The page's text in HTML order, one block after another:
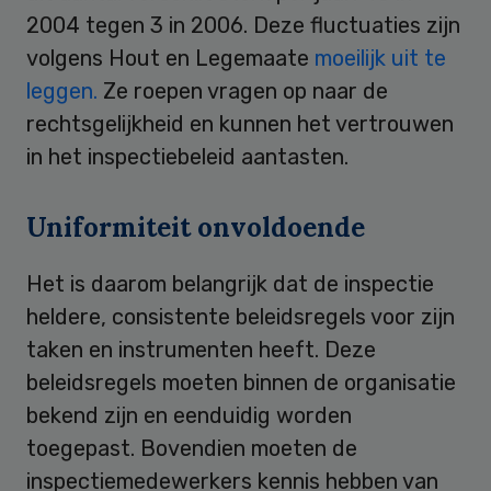
2004 tegen 3 in 2006. Deze fluctuaties zijn
volgens Hout en Legemaate moeilijk uit te
leggen. Ze roepen vragen op naar de
rechtsgelijkheid en kunnen het vertrouwen
in het inspectiebeleid aantasten.
Uniformiteit onvoldoende
Het is daarom belangrijk dat de inspectie
heldere, consistente beleidsregels voor zijn
taken en instrumenten heeft. Deze
beleidsregels moeten binnen de organisatie
bekend zijn en eenduidig worden
toegepast. Bovendien moeten de
inspectiemedewerkers kennis hebben van